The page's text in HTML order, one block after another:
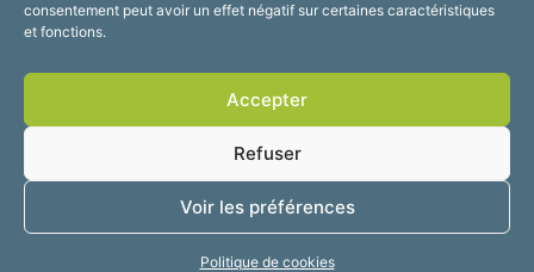
consentement peut avoir un effet négatif sur certaines caractéristiques
et fonctions.
Accepter
Refuser
Voir les préférences
Politique de cookies
Suivez-nous !
Accessibilité
Mentions légales
2025 © Propulsé par